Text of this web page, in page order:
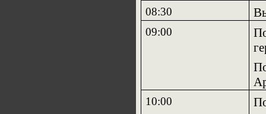
08:30
09:00
10:00